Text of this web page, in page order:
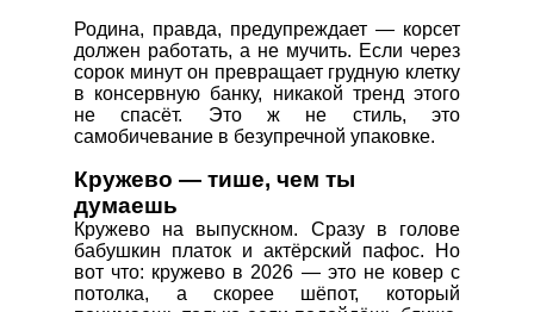
Родина, правда, предупреждает — корсет
должен работать, а не мучить. Если через
сорок минут он превращает грудную клетку
в консервную банку, никакой тренд этого
не спасёт. Это ж не стиль, это
самобичевание в безупречной упаковке.
Кружево — тише, чем ты
думаешь
Кружево на выпускном. Сразу в голове
бабушкин платок и актёрский пафос. Но
вот что: кружево в 2026 — это не ковер с
потолка, а скорее шёпот, который